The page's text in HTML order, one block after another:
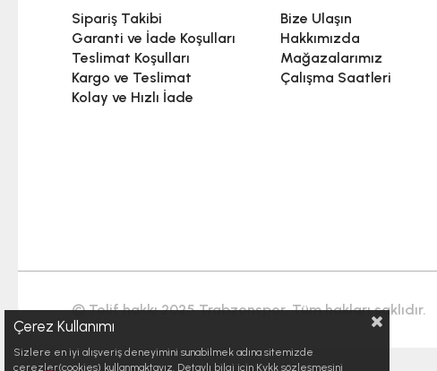
Sipariş Takibi
Garanti ve İade Koşulları
Teslimat Koşulları
Kargo ve Teslimat
Kolay ve Hızlı İade
Bize Ulaşın
Hakkımızda
Mağazalarımız
Çalışma Saatleri
© Telif hakkı 2025 Trabzonspor. Tüm hakları saklıdır.
Çerez Kullanımı
Sizlere en iyi alışveriş deneyimini sunabilmek adına sitemizde
çerezler(cookies) kullanmaktayız. Detaylı bilgi için Kvkk sözleşmesini